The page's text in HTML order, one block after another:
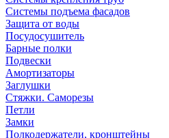
Системы подъема фасадов
Защита от воды
Посудосушитель
Барные полки
Подвески
Амортизаторы
Заглушки
Стяжки. Саморезы
Петли
Замки
Полкодержатели, кронштейны